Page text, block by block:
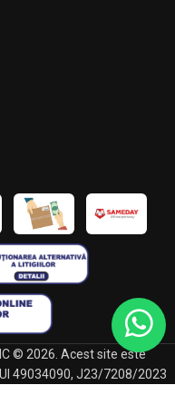
© 2026. Acest site este
49034090, J23/7208/2023